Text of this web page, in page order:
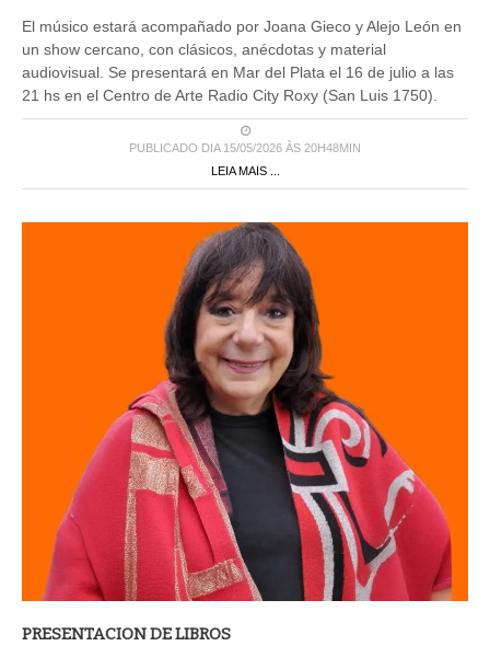
El músico estará acompañado por Joana Gieco y Alejo León en
un show cercano, con clásicos, anécdotas y material
audiovisual. Se presentará en Mar del Plata el 16 de julio a las
21 hs en el Centro de Arte Radio City Roxy (San Luis 1750).
PUBLICADO DIA 15/05/2026 ÀS 20H48MIN
LEIA MAIS ...
PRESENTACION DE LIBROS